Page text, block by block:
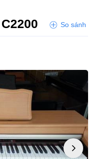
So sánh